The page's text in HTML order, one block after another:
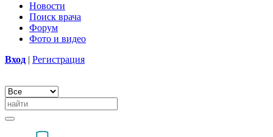
Новости
Поиск врача
Форум
Фото и видео
Вход | Регистрация